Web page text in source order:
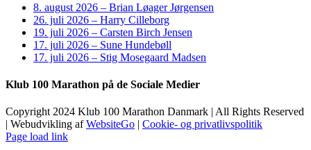
8. august 2026 – Brian Løager Jørgensen
26. juli 2026 – Harry Cilleborg
19. juli 2026 – Carsten Birch Jensen
17. juli 2026 – Sune Hundebøll
17. juli 2026 – Stig Mosegaard Madsen
Klub 100 Marathon på de Sociale Medier
Copyright 2024 Klub 100 Marathon Danmark | All Rights Reserved
| Webudvikling afWebsiteGo | Cookie- og privatlivspolitik
Page load link